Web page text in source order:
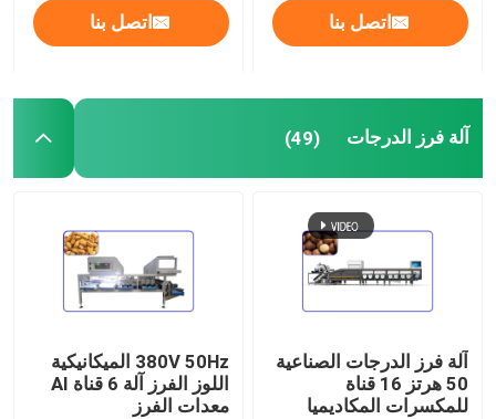
عرض الواقع الافتراضي
مراقبة الجودة
أخبار
اتصل بنا اتصل بنا
آلة فرز الدرجات (49)
آلة فرز الدرجات الصناعية
50 هرتز 16 قناة
للمكسرات المكاديميا
380V 50Hz الميكانيكية
اللوز الفرز آلة 6 قناة AI
معدات الفرز